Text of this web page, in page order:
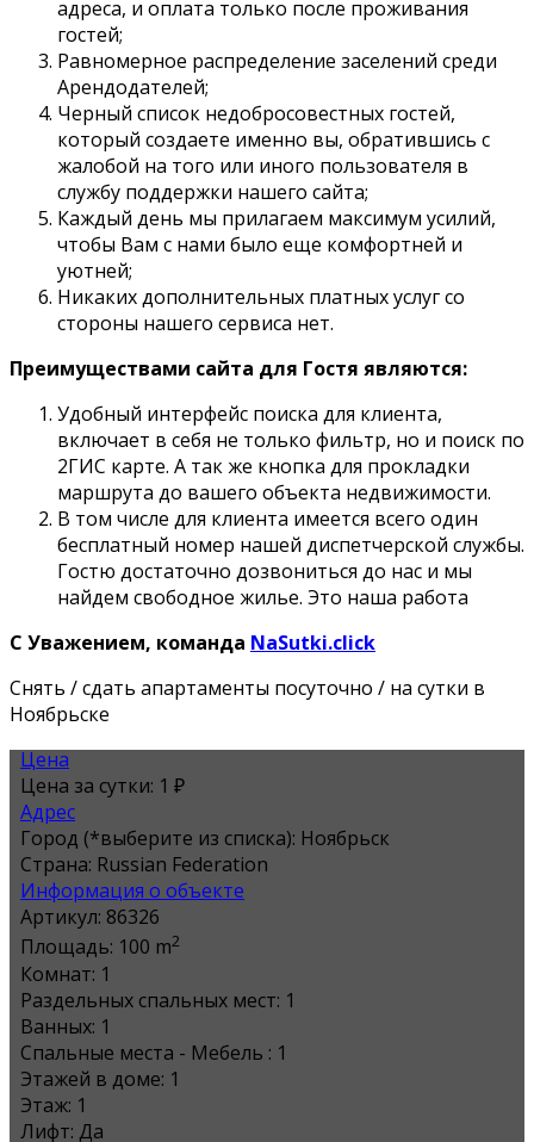
адреса, и оплата только после проживания
гостей;
Равномерное распределение заселений среди
Арендодателей;
Черный список недобросовестных гостей,
который создаете именно вы, обратившись с
жалобой на того или иного пользователя в
службу поддержки нашего сайта;
Каждый день мы прилагаем максимум усилий,
чтобы Вам с нами было еще комфортней и
уютней;
Никаких дополнительных платных услуг со
стороны нашего сервиса нет.
Преимуществами сайта для Гостя являются:
Удобный интерфейс поиска для клиента,
включает в себя не только фильтр, но и поиск по
2ГИС карте. А так же кнопка для прокладки
маршрута до вашего объекта недвижимости.
В том числе для клиента имеется всего один
бесплатный номер нашей диспетчерской службы.
Гостю достаточно дозвониться до нас и мы
найдем свободное жилье. Это наша работа
С Уважением, команда NaSutki.click
Снять / сдать апартаменты посуточно / на сутки в
Ноябрьске
Цена
Цена за сутки: 1 ₽
Адрес
Город (*выберите из списка): Ноябрьск
Страна: Russian Federation
Информация о объекте
Артикул: 86326
Площадь: 100 m2
Комнат: 1
Раздельных спальных мест: 1
Ванных: 1
Спальные места - Мебель : 1
Этажей в доме: 1
Этаж: 1
Лифт: Да